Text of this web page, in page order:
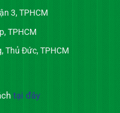
3, TPHCM
TPHCM
Thủ Đức, TPHCM
tại đây